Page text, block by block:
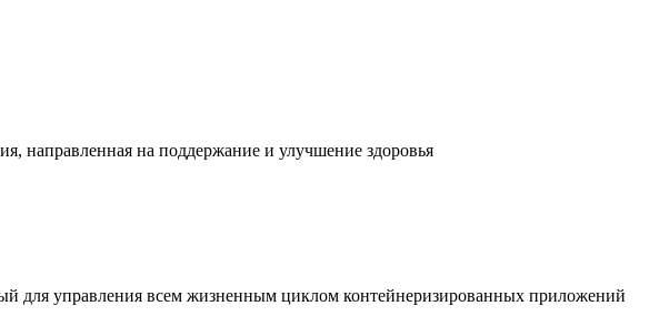
направленная на поддержание и улучшение здоровья
для управления всем жизненным циклом контейнеризированных приложений